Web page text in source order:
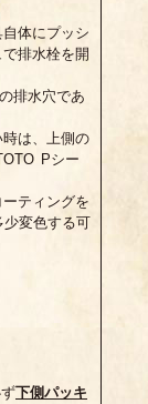
体にプッシ
排水栓を開
排水穴であ
は、上側の
Pシー
ティングを
少変色する可
下側パッキ